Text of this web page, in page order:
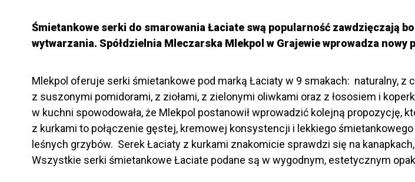
Śmietankowe serki do smarowania Łaciate swą popularność zawdzięczają
wytwarzania. Spółdzielnia Mleczarska Mlekpol w Grajewie wprowadza
Mlekpol oferuje serki śmietankowe pod marką Łaciaty w 9 smakach: naturalny,
z suszonymi pomidorami, z ziołami, z zielonymi oliwkami oraz z łososiem i
w kuchni spowodowała, że Mlekpol postanowił wprowadzić kolejną propozycję,
z kurkami to połączenie gęstej, kremowej konsystencji i lekkiego
leśnych grzybów. Serek Łaciaty z kurkami znakomicie sprawdzi się na
Wszystkie serki śmietankowe Łaciate podane są w wygodnym, estetycznym